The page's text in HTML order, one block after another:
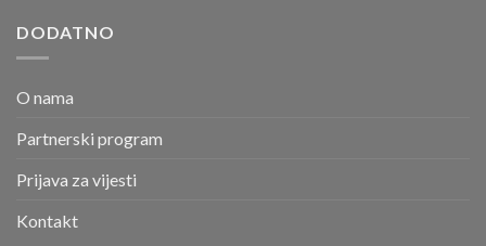
DODATNO
O nama
Partnerski program
Prijava za vijesti
Kontakt